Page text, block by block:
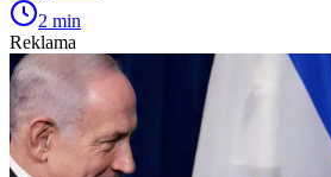
2 min
Reklama